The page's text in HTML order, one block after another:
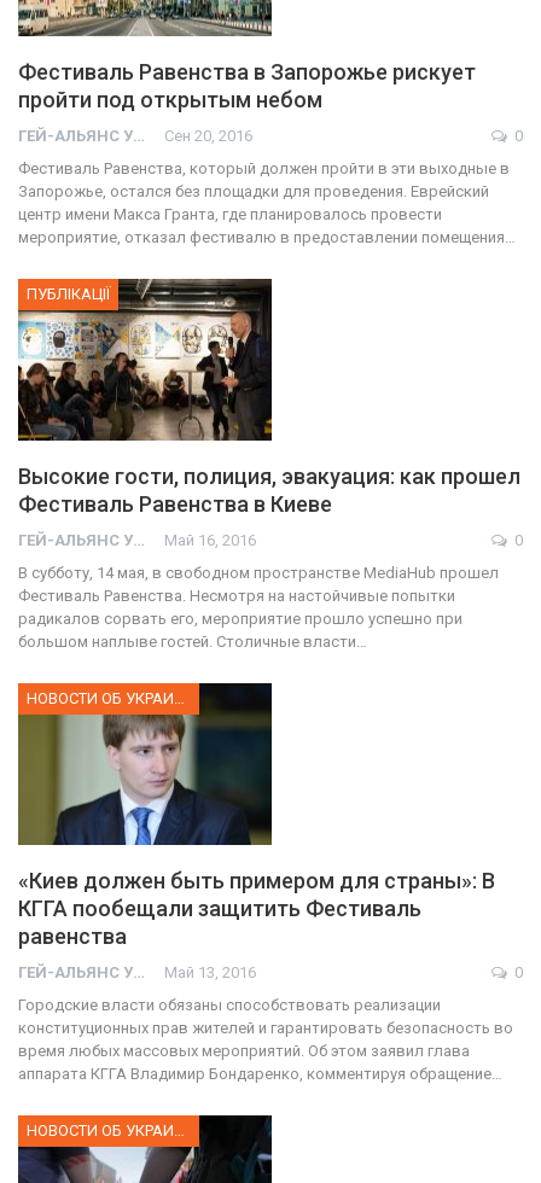
Фестиваль Равенства в Запорожье рискует
пройти под открытым небом
ГЕЙ-АЛЬЯНС УКРАИНА Сен 20, 2016
0
Фестиваль Равенства, который должен пройти в эти выходные в
Запорожье, остался без площадки для проведения. Еврейский
центр имени Макса Гранта, где планировалось провести
мероприятие, отказал фестивалю в предоставлении помещения…
ПУБЛІКАЦІЇ
Высокие гости, полиция, эвакуация: как прошел
Фестиваль Равенства в Киеве
ГЕЙ-АЛЬЯНС УКРАИНА Май 16, 2016
0
В субботу, 14 мая, в свободном пространстве MediaHub прошел
Фестиваль Равенства. Несмотря на настойчивые попытки
радикалов сорвать его, мероприятие прошло успешно при
большом наплыве гостей. Столичные власти…
НОВОСТИ ОБ УКРАИНЕ
«Киев должен быть примером для страны»: В
КГГА пообещали защитить Фестиваль
равенства
ГЕЙ-АЛЬЯНС УКРАИНА Май 13, 2016
0
Городские власти обязаны способствовать реализации
конституционных прав жителей и гарантировать безопасность во
время любых массовых мероприятий. Об этом заявил глава
аппарата КГГА Владимир Бондаренко, комментируя обращение…
НОВОСТИ ОБ УКРАИНЕ